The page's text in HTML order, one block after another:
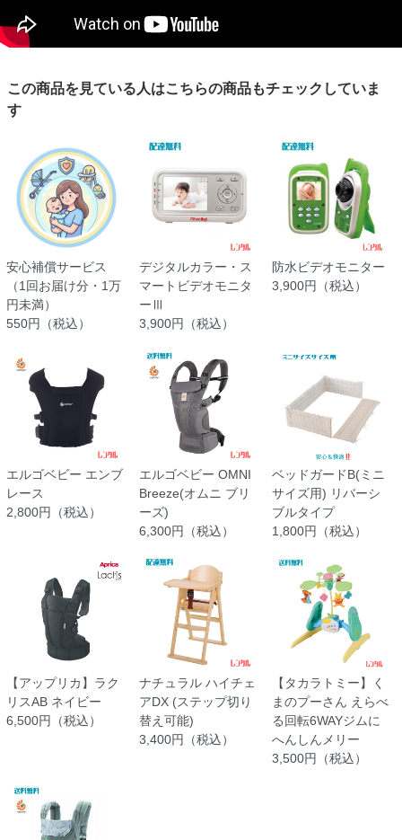
この商品を見ている人はこちらの商品もチェックしていま
す
安心補償サービス
（1回お届け分・1万
円未満）
550円（税込）
デジタルカラー・ス
マートビデオモニタ
ーⅢ
3,900円（税込）
防水ビデオモニター
3,900円（税込）
エルゴベビー エンブ
レース
2,800円（税込）
エルゴベビー OMNI
Breeze(オムニ ブリ
ーズ)
6,300円（税込）
ベッドガードB(ミニ
サイズ用) リバーシ
ブルタイプ
1,800円（税込）
【アップリカ】ラク
リスAB ネイビー
6,500円（税込）
ナチュラル ハイチェ
アDX (ステップ切り
替え可能)
3,400円（税込）
【タカラトミー】く
まのプーさん えらべ
る回転6WAYジムに
へんしんメリー
3,500円（税込）